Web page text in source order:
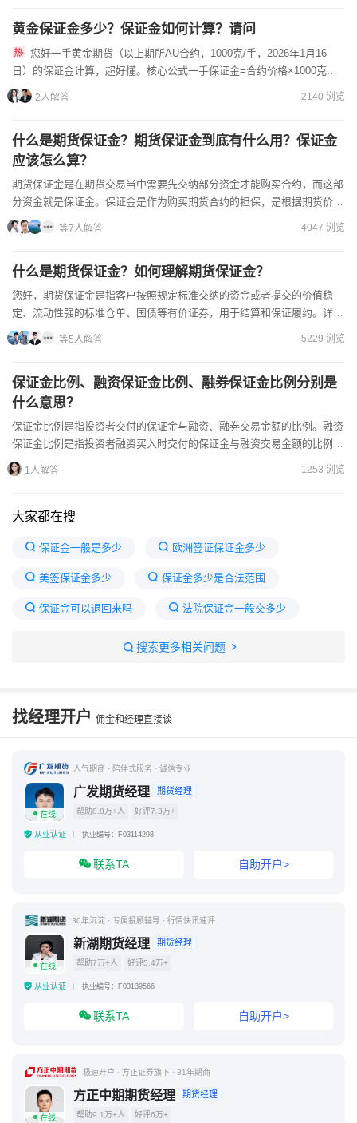
黄金保证金多少？保证金如何计算？请问
日）的保证金计算，超好懂。核心公式一手保证金=合约价格×1000克
×（交易所基础比例+期货公司加收比例）；最低不能...
2人解答 2140 浏览
什么是期货保证金？期货保证金到底有什么用？保证金
应该怎么算？
期货保证金是在期货交易当中需要先交纳部分资金才能购买合约，而这部
分资金就是保证金。保证金是作为购买期货合约的担保，是根据期货价格
的一定比例进行交纳的，比如螺纹钢期货的保证金比...
等7人解答 4047 浏览
什么是期货保证金？如何理解期货保证金？
您好，期货保证金是指客户按照规定标准交纳的资金或者提交的价值稳
定、流动性强的标准仓单、国债等有价证券，用于结算和保证履约。详情
有不了解的，可以加微信免费咨询邵经理”一、保证金的核心定义...
等5人解答 5229 浏览
保证金比例、融资保证金比例、融券保证金比例分别是
什么意思？
保证金比例是指投资者交付的保证金与融资、融券交易金额的比例。融资
保证金比例是指投资者融资买入时交付的保证金与融资交易金额的比例；
融券保证金比例是指投资者融券卖出时交付的保证金与融券交易...
1人解答 1253 浏览
大家都在搜
保证金一般是多少 欧洲签证保证金多少
美签保证金多少 保证金多少是合法范围
保证金可以退回来吗 法院保证金一般交多少
5000保释金一般能判几年 融资100万需要多少保证金
搜索更多相关问题
找经理开户 佣金和经理直接谈
人气期商 · 陪伴式服务 · 诚信专业
在线
广发期货经理 期货经理
帮助8.8万+人 好评7.3万+
从业认证 执业编号：F03114298
联系TA 自助开户>
30年沉淀 · 专属投顾辅导 · 行情快讯速评
在线
新湖期货经理 期货经理
帮助7万+人 好评5.4万+
从业认证 执业编号：F03139566
联系TA 自助开户>
极速开户 · 方正证券旗下 · 31年期商
在线
方正中期期货经理 期货经理
帮助9.1万+人 好评6万+